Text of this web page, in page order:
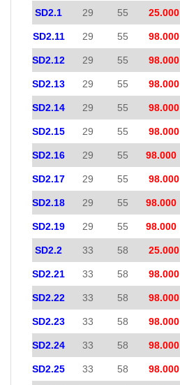
SD2.1 29 55 25.000
SD2.11 29 55 98.000
SD2.12 29 55 98.000
SD2.13 29 55 98.000
SD2.14 29 55 98.000
SD2.15 29 55 98.000
SD2.16 29 55 98.000
SD2.17 29 55 98.000
SD2.18 29 55 98.000
SD2.19 29 55 98.000
SD2.2 33 58 25.000
SD2.21 33 58 98.000
SD2.22 33 58 98.000
SD2.23 33 58 98.000
SD2.24 33 58 98.000
SD2.25 33 58 98.000